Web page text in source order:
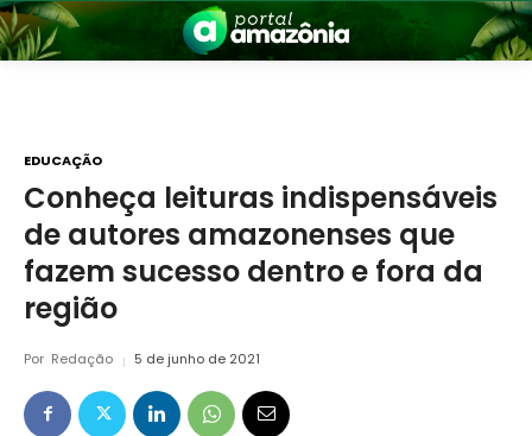
EDUCAÇÃO
Conheça leituras indispensáveis
de autores amazonenses que
fazem sucesso dentro e fora da
região
Por Redação 5 de junho de 2021